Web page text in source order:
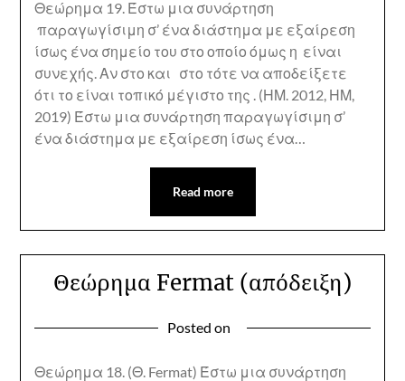
Θεώρημα 19. Έστω μια συνάρτηση
παραγωγίσιμη σ’ ένα διάστημα με εξαίρεση
ίσως ένα σημείο του στο οποίο όμως η είναι
συνεχής. Αν στο και στο τότε να αποδείξετε
ότι το είναι τοπικό μέγιστο της . (ΗΜ. 2012, ΗΜ,
2019) Έστω μια συνάρτηση παραγωγίσιμη σ’
ένα διάστημα με εξαίρεση ίσως ένα…
Read more
Θεώρημα Fermat (απόδειξη)
Posted on
Θεώρημα 18. (Θ. Fermat) Έστω μια συνάρτηση